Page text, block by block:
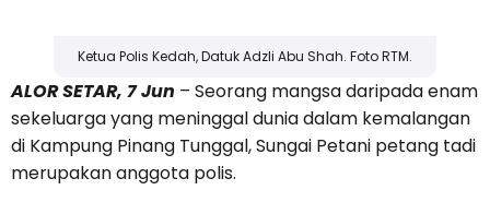
Ketua Polis Kedah, Datuk Adzli Abu Shah. Foto RTM.
ALOR SETAR, 7 Jun – Seorang mangsa daripada enam
sekeluarga yang meninggal dunia dalam kemalangan
di Kampung Pinang Tunggal, Sungai Petani petang tadi
merupakan anggota polis.